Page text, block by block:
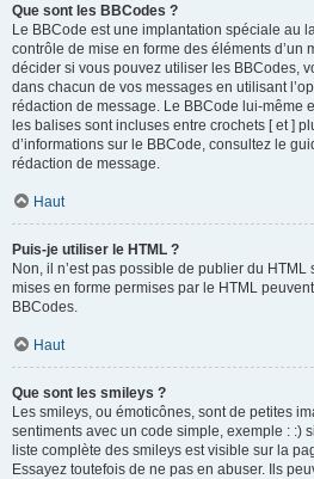
Que sont les BBCodes ?
Le BBCode est une implantation spéciale au
contrôle de mise en forme des éléments d’un
décider si vous pouvez utiliser les BBCodes,
dans chacun de vos messages en utilisant
rédaction de message. Le BBCode lui-même
les balises sont incluses entre crochets [ et ]
d’informations sur le BBCode, consultez le
rédaction de message.
Haut
Puis-je utiliser le HTML ?
Non, il n’est pas possible de publier du
mises en forme permises par le HTML
BBCodes.
Haut
Que sont les smileys ?
Les smileys, ou émoticônes, sont de petites
sentiments avec un code simple, exemple : :)
liste complète des smileys est visible sur la
Essayez toutefois de ne pas en abuser. Ils